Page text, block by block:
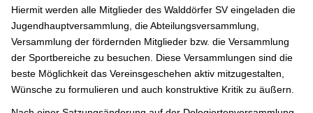
Hiermit werden alle Mitglieder des Walddörfer SV eingeladen die
Jugendhauptversammlung, die Abteilungsversammlung,
Versammlung der fördernden Mitglieder bzw. die Versammlung
der Sportbereiche zu besuchen. Diese Versammlungen sind die
beste Möglichkeit das Vereinsgeschehen aktiv mitzugestalten,
Wünsche zu formulieren und auch konstruktive Kritik zu äußern.